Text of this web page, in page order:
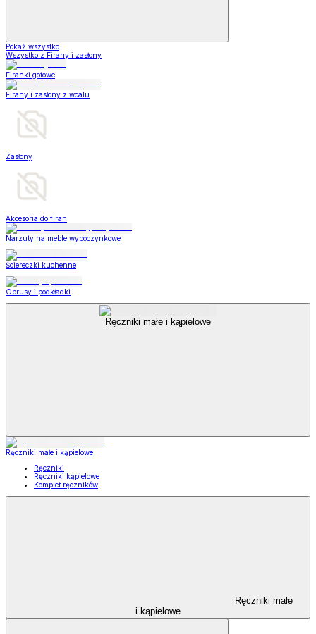
Pokaż wszystko
Wszystko z Firany i zasłony
Firanki gotowe
Firany i zasłony z woalu
Zasłony
Akcesoria do firan
Narzuty na meble wypoczynkowe
Ściereczki kuchenne
Obrusy i podkładki
Ręczniki małe i kąpielowe
Ręczniki małe i kąpielowe
Ręczniki
Ręczniki kąpielowe
Komplet ręczników
Ręczniki małe
i kąpielowe